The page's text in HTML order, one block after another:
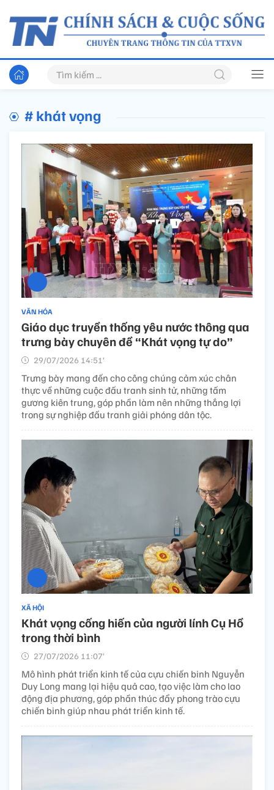
# khát vọng
VĂN HÓA
Giáo dục truyền thống yêu nước thông qua
trưng bày chuyên đề “Khát vọng tự do”
29/07/2026 14:51’
Trưng bày mang đến cho công chúng cảm xúc chân
thực về những cuộc đấu tranh sinh tử, những tấm
gương kiên trung, góp phần làm nên những thắng lợi
trong sự nghiệp đấu tranh giải phóng dân tộc.
XÃ HỘI
Khát vọng cống hiến của người lính Cụ Hồ
trong thời bình
27/07/2026 11:07’
Mô hình phát triển kinh tế của cựu chiến binh Nguyễn
Duy Long mang lại hiệu quả cao, tạo việc làm cho lao
động địa phương, góp phần thúc đẩy phong trào cựu
chiến binh giúp nhau phát triển kinh tế.